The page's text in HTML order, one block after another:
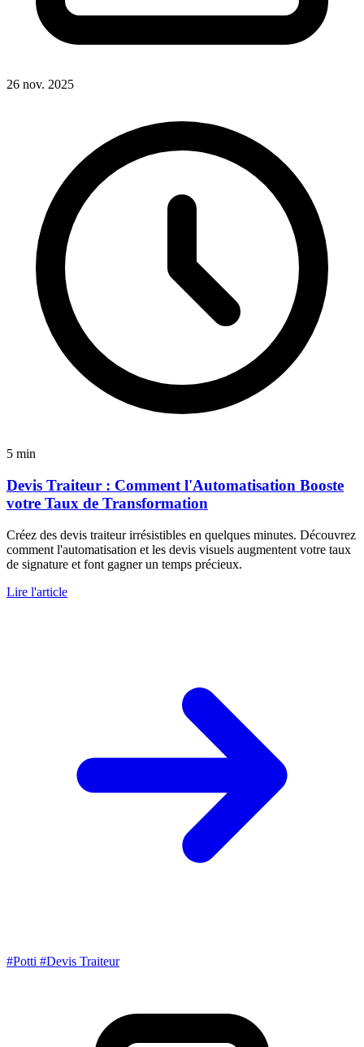
26 nov. 2025
5 min
Devis Traiteur : Comment l'Automatisation Booste
votre Taux de Transformation
Créez des devis traiteur irrésistibles en quelques minutes. Découvrez
comment l'automatisation et les devis visuels augmentent votre taux
de signature et font gagner un temps précieux.
Lire l'article
#Potti #Devis Traiteur